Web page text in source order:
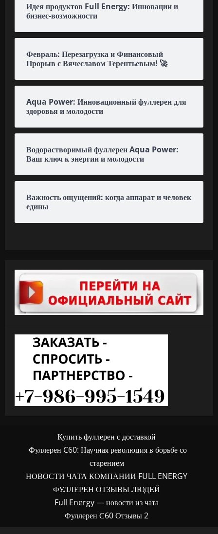
Идея продуктов Full Energy: Инновации и
бизнес-возможности
Февраль: Перезагрузка и Финансовый
Прорыв с Вячеславом Терентьевым! 🚀
Aqua Power: Инновационный фуллерен для
здоровья и молодости
Водорастворимый фуллерен Aqua Power:
Ваш ключ к энергии и молодости
Важность ощущений: когда аппарат и человек
едины
Купить фуллерен с доставкой
Фуллерен C60: Научная революция в борьбе со
старением
НОВОСТИ ЧАТА КОМПАНИИ FULL ENERGY
ФУЛЛЕРЕН ОТЗЫВЫ ЛЮДЕЙ
Full Energy — новости из чата
Фуллерен С60 Отзывы 2